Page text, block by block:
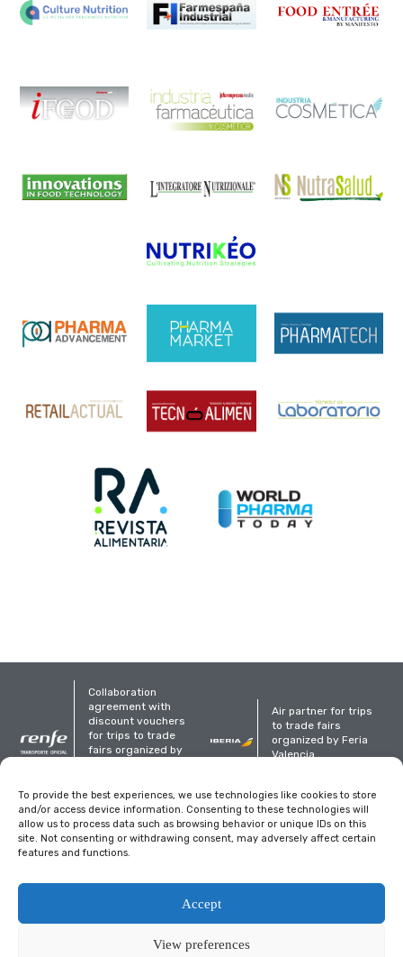
To provide the best experiences, we use technologies like cookies to store
and/or access device information. Consenting to these technologies will
allow us to process data such as browsing behavior or unique IDs on this
site. Not consenting or withdrawing consent, may adversely affect certain
features and functions.
Accept
View preferences
Collaboration
agreement with
discount vouchers
for trips to trade
fairs organized by
Air partner for trips
to trade fairs
organized by Feria
Valencia
Organized